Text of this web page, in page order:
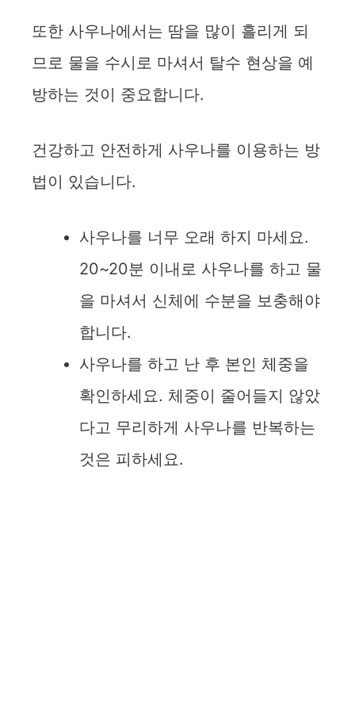
또한 사우나에서는 땀을 많이 흘리게 되
므로 물을 수시로 마셔서 탈수 현상을 예
방하는 것이 중요합니다.
건강하고 안전하게 사우나를 이용하는 방
법이 있습니다.
사우나를 너무 오래 하지 마세요.
20~20분 이내로 사우나를 하고 물
을 마셔서 신체에 수분을 보충해야
합니다.
사우나를 하고 난 후 본인 체중을
확인하세요. 체중이 줄어들지 않았
다고 무리하게 사우나를 반복하는
것은 피하세요.